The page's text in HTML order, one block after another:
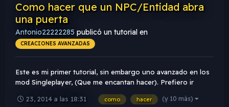
Como hacer que un NPC/Entidad abra
una puerta
Antonio22222285 publicó un tutorial en
CREACIONES AVANZADAS
Este es mi primer tutorial, sin embargo uno avanzado en los
mod Singleplayer, (Que me encantan hacer). Prefiero ir
uno ya creado 2.- Colocamos el NPC (Monster_Scientist-
23, 2014 a las 18:31 como hacer (y 10 más)